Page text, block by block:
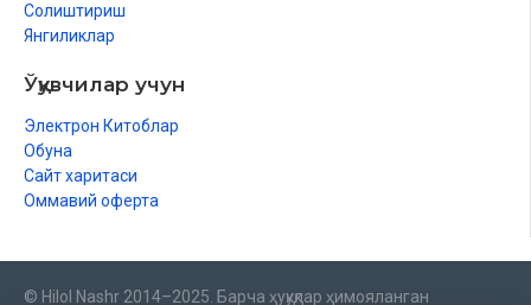
Солиштириш
Янгиликлар
Ўқувчилар учун
Электрон Китоблар
Обуна
Сайт харитаси
Оммавий оферта
© Hilol Nashr 2014–2025. Барча ҳуқуқлар ҳимояланган